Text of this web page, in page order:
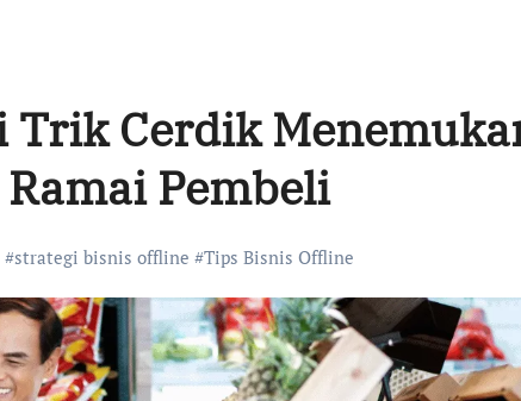
Trik Cerdik
Pembeli
#strategi bisnis offline #Tips Bisnis Offline